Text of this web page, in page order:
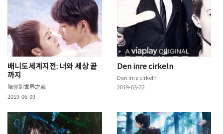
배니도세계지전: 너와 세상 끝
까지
陪你到世界之巅
2019-06-09
Den inre cirkeln
Den inre cirkeln
2019-03-22